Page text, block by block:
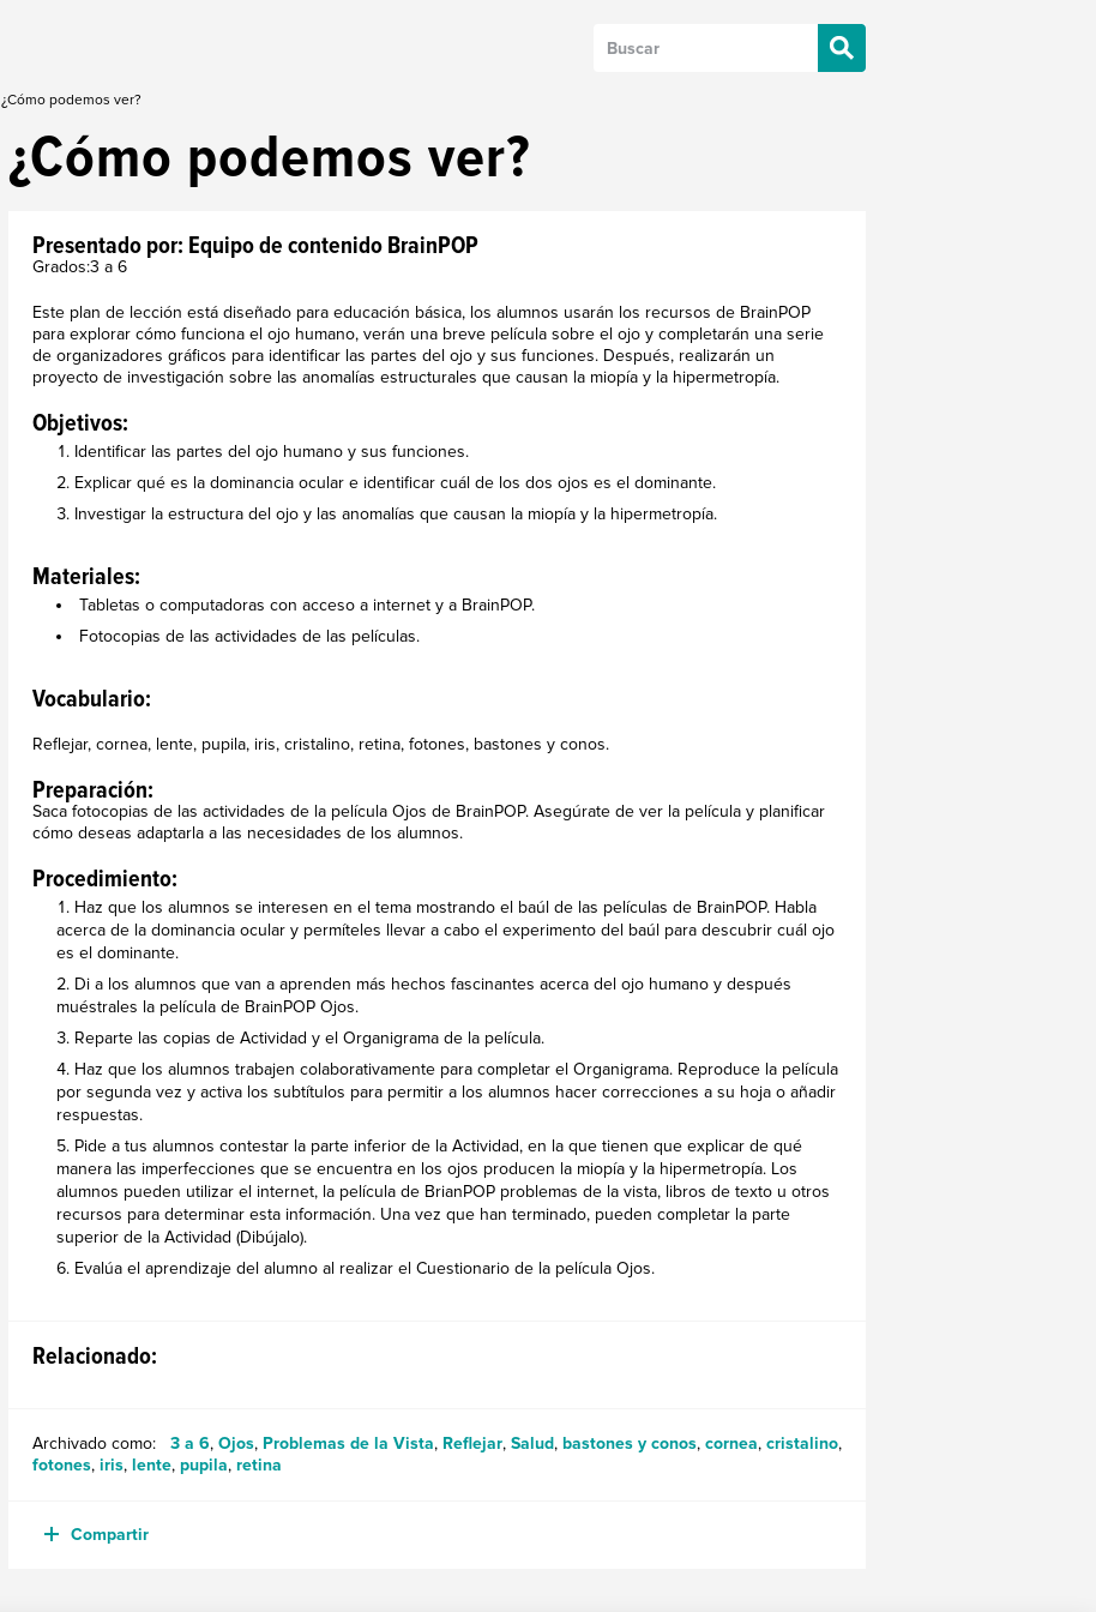
¿Cómo podemos ver?
¿Cómo podemos ver?
Presentado por: Equipo de contenido BrainPOP
Grados:3 a 6
Este plan de lección está diseñado para educación básica, los alumnos usarán los recursos de BrainPOP
para explorar cómo funciona el ojo humano, verán una breve película sobre el ojo y completarán una serie
de organizadores gráficos para identificar las partes del ojo y sus funciones. Después, realizarán un
proyecto de investigación sobre las anomalías estructurales que causan la miopía y la hipermetropía.
Objetivos:
Identificar las partes del ojo humano y sus funciones.
Explicar qué es la dominancia ocular e identificar cuál de los dos ojos es el dominante.
Investigar la estructura del ojo y las anomalías que causan la miopía y la hipermetropía.
Materiales:
Tabletas o computadoras con acceso a internet y a BrainPOP.
Fotocopias de las actividades de las películas.
Vocabulario:
Reflejar, cornea, lente, pupila, iris, cristalino, retina, fotones, bastones y conos.
Preparación:
Saca fotocopias de las actividades de la película Ojos de BrainPOP. Asegúrate de ver la película y planificar
cómo deseas adaptarla a las necesidades de los alumnos.
Procedimiento:
Haz que los alumnos se interesen en el tema mostrando el baúl de las películas de BrainPOP. Habla
acerca de la dominancia ocular y permíteles llevar a cabo el experimento del baúl para descubrir cuál ojo
es el dominante.
Di a los alumnos que van a aprenden más hechos fascinantes acerca del ojo humano y después
muéstrales la película de BrainPOP Ojos.
Reparte las copias de Actividad y el Organigrama de la película.
Haz que los alumnos trabajen colaborativamente para completar el Organigrama. Reproduce la película
por segunda vez y activa los subtítulos para permitir a los alumnos hacer correcciones a su hoja o añadir
respuestas.
Pide a tus alumnos contestar la parte inferior de la Actividad, en la que tienen que explicar de qué
manera las imperfecciones que se encuentra en los ojos producen la miopía y la hipermetropía. Los
alumnos pueden utilizar el internet, la película de BrianPOP problemas de la vista, libros de texto u otros
recursos para determinar esta información. Una vez que han terminado, pueden completar la parte
superior de la Actividad (Dibújalo).
Evalúa el aprendizaje del alumno al realizar el Cuestionario de la película Ojos.
Relacionado:
Archivado como: 3 a 6, Ojos, Problemas de la Vista, Reflejar, Salud, bastones y conos, cornea, cristalino,
fotones, iris, lente, pupila, retina
Compartir